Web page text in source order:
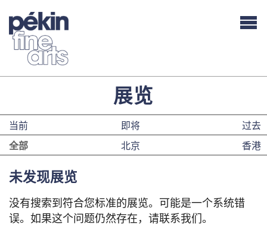
展览
当前 即将
过去
全部
北京 香港
未发现展览
没有搜索到符合您标准的展览。可能是一个系统错
误。如果这个问题仍然存在，请联系我们。